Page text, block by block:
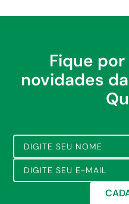
Fique
novidades